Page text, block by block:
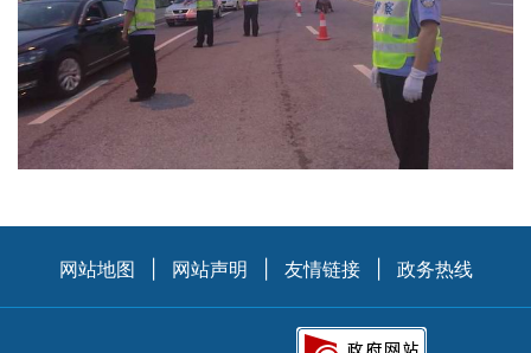
网站地图 网站声明 友情链接 政务热线